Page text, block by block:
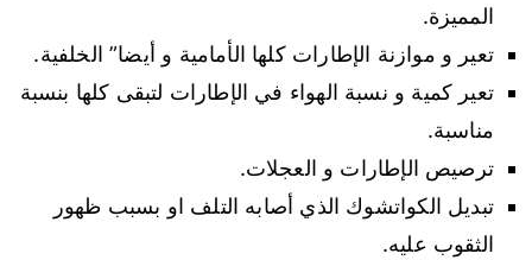
المميزة.
تعير و موازنة الإطارات كلها الأمامية و أيضا” الخلفية.
تعير كمية و نسبة الهواء في الإطارات لتبقى كلها بنسبة
مناسبة.
ترصيص الإطارات و العجلات.
تبديل الكواتشوك الذي أصابه التلف او بسبب ظهور
الثقوب عليه.